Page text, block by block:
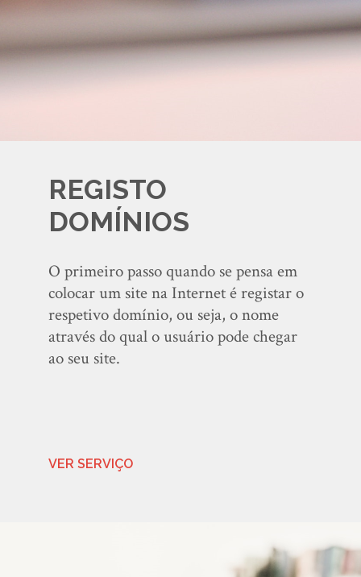
REGISTO
DOMÍNIOS
O primeiro passo quando se pensa em
colocar um site na Internet é registar o
respetivo domínio, ou seja, o nome
através do qual o usuário pode chegar
ao seu site.
VER SERVIÇO